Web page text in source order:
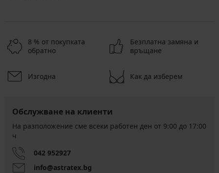
8 % от покупката
обратно
Безплатна замяна и
връщане
Изгодна Как да изберем
Обслужване на клиенти
На разположение сме всеки работен ден от 9:00 до 17:00
ч
042 952927
info@astratex.bg